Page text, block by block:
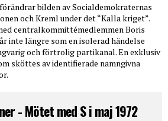
förändrar bilden av Socialdemokraternas
och Kreml under det “Kalla kriget”.
centralkommittémedlemmen Boris
inte längre som en isolerad händelse
och förtrolig partikanal. En exklusiv
sköttes av identifierade namngivna
- Mötet med S i maj 1972